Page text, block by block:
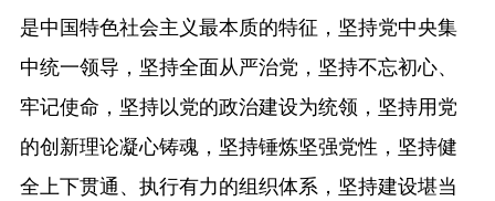
是中国特色社会主义最本质的特征，坚持党中央集
中统一领导，坚持全面从严治党，坚持不忘初心、
牢记使命，坚持以党的政治建设为统领，坚持用党
的创新理论凝心铸魂，坚持锤炼坚强党性，坚持健
全上下贯通、执行有力的组织体系，坚持建设堪当